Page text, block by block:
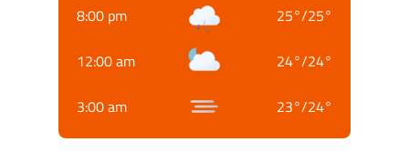
8:00 pm 25°/25°
12:00 am 24°/24°
3:00 am 23°/24°